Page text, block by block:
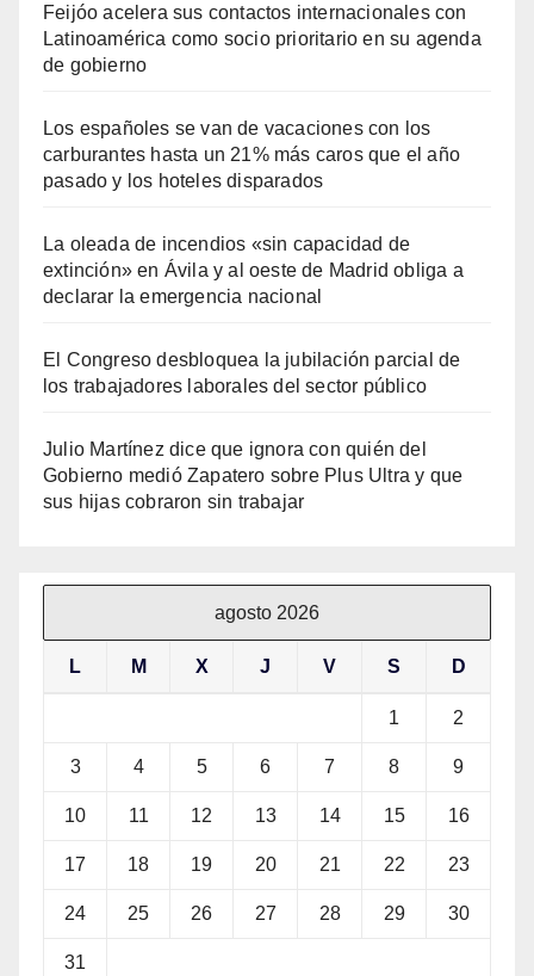
Feijóo acelera sus contactos internacionales con
Latinoamérica como socio prioritario en su agenda
de gobierno
Los españoles se van de vacaciones con los
carburantes hasta un 21% más caros que el año
pasado y los hoteles disparados
La oleada de incendios «sin capacidad de
extinción» en Ávila y al oeste de Madrid obliga a
declarar la emergencia nacional
El Congreso desbloquea la jubilación parcial de
los trabajadores laborales del sector público
Julio Martínez dice que ignora con quién del
Gobierno medió Zapatero sobre Plus Ultra y que
sus hijas cobraron sin trabajar
agosto 2026
L M X J V S D
1 2
3 4 5 6 7 8 9
10 11 12 13 14 15 16
17 18 19 20 21 22 23
24 25 26 27 28 29 30
31